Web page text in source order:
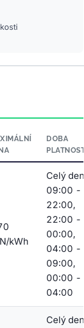
DOBA
kWh
Celý
09:00 -
22:00,
22:00 -
00:00,
04:00 -
09:00,
00:00 -
04:00
Celý